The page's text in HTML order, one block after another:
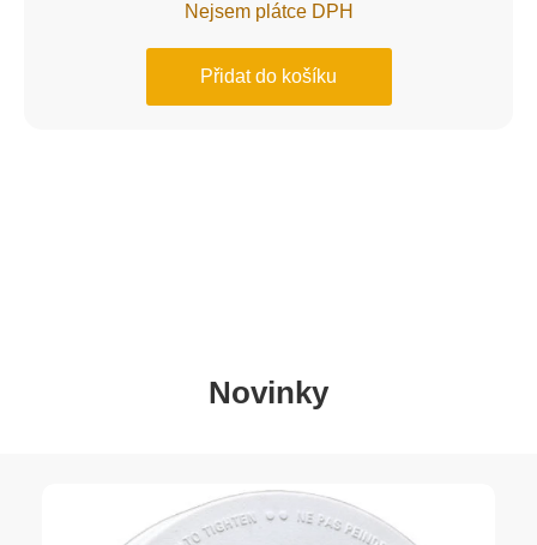
Nejsem plátce DPH
Přidat do košíku
Novinky